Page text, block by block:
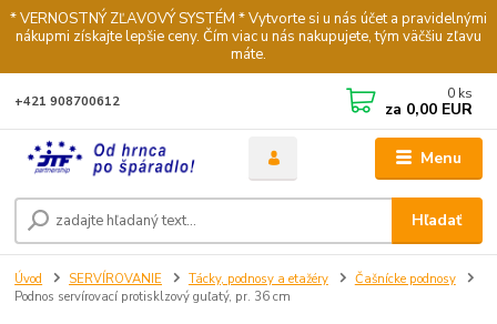
* VERNOSTNÝ ZĽAVOVÝ SYSTÉM * Vytvorte si u nás účet a pravidelnými
nákupmi získajte lepšie ceny. Čím viac u nás nakupujete, tým väčšiu zľavu
máte.
Menu
Hľadať
+421 908700612 0 ks
za 0,00 EUR
Úvod SERVÍROVANIE Tácky, podnosy a etažéry
Čašnícke podnosy
Podnos servírovací protisklzový guľatý, pr. 36 cm